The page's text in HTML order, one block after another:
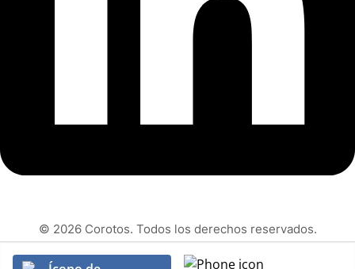
© 2026 Corotos. Todos los derechos reservados.